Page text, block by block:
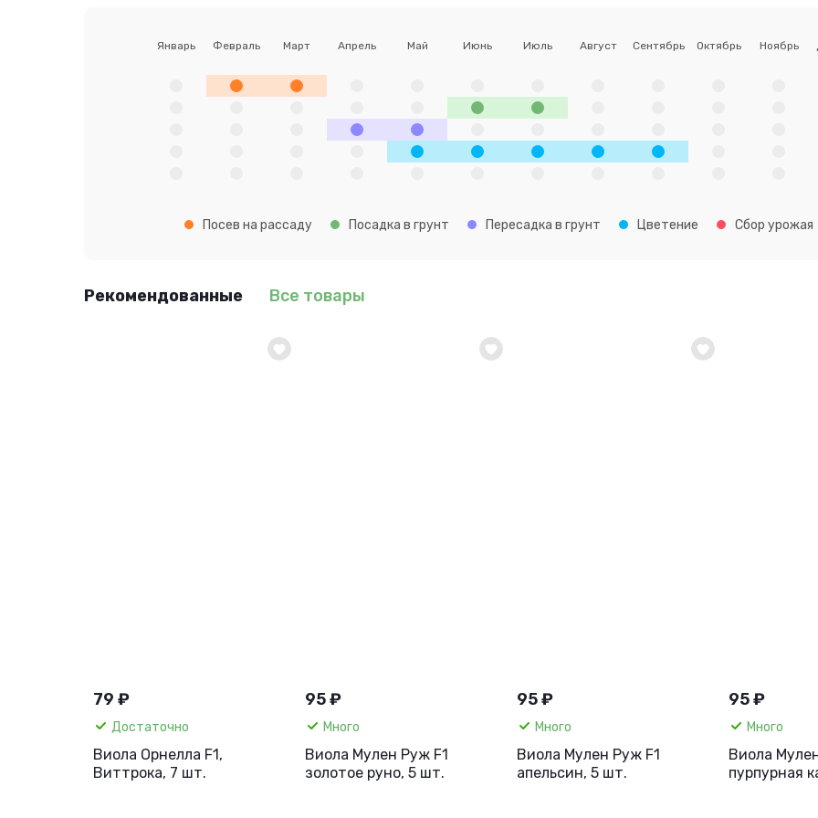
Январь Февраль Март Апрель Май Июнь Июль Август Сентябрь Октябрь Ноябрь
Посев на рассаду Посадка в грунт Пересадка в грунт Цветение Сбор урожая
Рекомендованные Все товары
79 ₽
Достаточно
Виола Орнелла F1,
Виттрока, 7 шт.
95 ₽
Много
Виола Мулен Руж F1
золотое руно, 5 шт.
95 ₽
Много
Виола Мулен Руж F1
апельсин, 5 шт.
95 ₽
Много
Виола
пурпурная